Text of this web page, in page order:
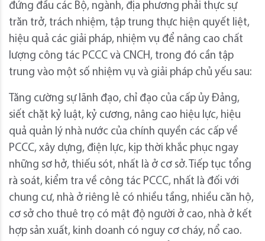
đứng đầu các Bộ, ngành, địa phương phải thực sự
trăn trở, trách nhiệm, tập trung thực hiện quyết liệt,
hiệu quả các giải pháp, nhiệm vụ để nâng cao chất
lượng công tác PCCC và CNCH, trong đó cần tập
trung vào một số nhiệm vụ và giải pháp chủ yếu sau:
Tăng cường sự lãnh đạo, chỉ đạo của cấp ủy Đảng,
siết chặt kỷ luật, kỷ cương, nâng cao hiệu lực, hiệu
quả quản lý nhà nước của chính quyền các cấp về
PCCC, xây dựng, điện lực, kịp thời khắc phục ngay
những sơ hở, thiếu sót, nhất là ở cơ sở. Tiếp tục tổng
rà soát, kiểm tra về công tác PCCC, nhất là đối với
chung cư, nhà ở riêng lẻ có nhiều tầng, nhiều căn hộ,
cơ sở cho thuê trọ có mật độ người ở cao, nhà ở kết
hợp sản xuất, kinh doanh có nguy cơ cháy, nổ cao.